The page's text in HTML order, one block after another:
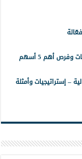
– إستراتيجيات وأمثلة